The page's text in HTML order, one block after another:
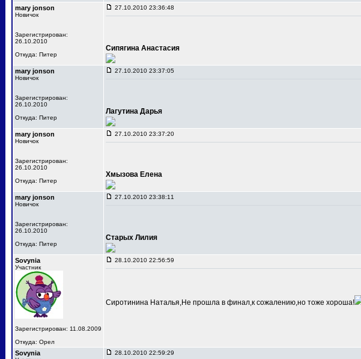
mary jonson
Новичок
Зарегистрирован:
26.10.2010
Откуда: Питер
27.10.2010 23:36:48
Сипягина Анастасия
mary jonson
Новичок
Зарегистрирован:
26.10.2010
Откуда: Питер
27.10.2010 23:37:05
Лагутина Дарья
mary jonson
Новичок
Зарегистрирован:
26.10.2010
Откуда: Питер
27.10.2010 23:37:20
Хмызова Елена
mary jonson
Новичок
Зарегистрирован:
26.10.2010
Откуда: Питер
27.10.2010 23:38:11
Старых Лилия
Sovynia
Участник
Зарегистрирован: 11.08.2009
Откуда: Орел
28.10.2010 22:56:59
Сиротинина Наталья,Не прошла в финал,к сожалению,но тоже хороша!
Sovynia 28.10.2010 22:59:29